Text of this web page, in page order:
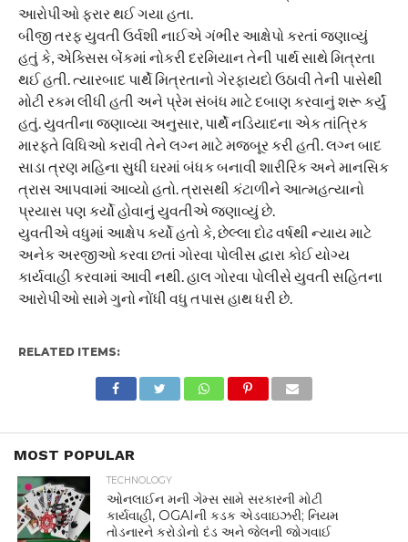
આરોપીઓ ફરાર થઈ ગયા હતા.
બીજી તરફ યુવતી ઉર્વશી નાઈએ ગંભીર આક્ષેપો કરતાં જણાવ્યું
હતું કે, એક્સિસ બેંકમાં નોકરી દરમિયાન તેની પાર્થ સાથે મિત્રતા
થઈ હતી. ત્યારબાદ પાર્થે મિત્રતાનો ગેરફાયદો ઉઠાવી તેની પાસેથી
મોટી રકમ લીધી હતી અને પ્રેમ સંબંધ માટે દબાણ કરવાનું શરૂ કર્યું
હતું. યુવતીના જણાવ્યા અનુસાર, પાર્થે નડિયાદના એક તાંત્રિક
મારફતે વિધિઓ કરાવી તેને લગ્ન માટે મજબૂર કરી હતી. લગ્ન બાદ
સાડા ત્રણ મહિના સુધી ઘરમાં બંધક બનાવી શારીરિક અને માનસિક
ત્રાસ આપવામાં આવ્યો હતો. ત્રાસથી કંટાળીને આત્મહત્યાનો
પ્રયાસ પણ કર્યો હોવાનું યુવતીએ જણાવ્યું છે.
યુવતીએ વધુમાં આક્ષેપ કર્યો હતો કે, છેલ્લા દોઢ વર્ષથી ન્યાય માટે
અનેક અરજીઓ કરવા છતાં ગોરવા પોલીસ દ્વારા કોઈ યોગ્ય
કાર્યવાહી કરવામાં આવી નથી. હાલ ગોરવા પોલીસે યુવતી સહિતના
આરોપીઓ સામે ગુનો નોંધી વધુ તપાસ હાથ ધરી છે.
RELATED ITEMS:
MOST POPULAR
TECHNOLOGY
ઓનલાઈન મની ગેમ્સ સામે સરકારની મોટી
કાર્યવાહી, OGAIની કડક એડવાઇઝરી; નિયમ
તોડનારને કરોડોનો દંડ અને જેલની જોગવાઈ